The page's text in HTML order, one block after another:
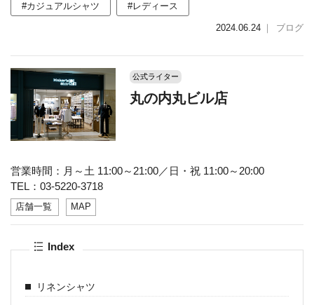
#カジュアルシャツ #レディース
2024.06.24 ｜ ブログ
公式ライター
丸の内丸ビル店
営業時間：月～土 11:00～21:00／日・祝 11:00～20:00
TEL：03-5220-3718
店舗一覧 MAP
Index
リネンシャツ